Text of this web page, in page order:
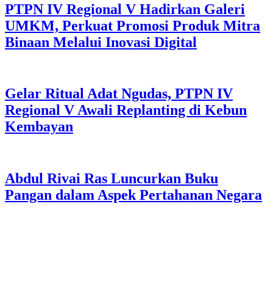
PTPN IV Regional V Hadirkan Galeri
UMKM, Perkuat Promosi Produk Mitra
Binaan Melalui Inovasi Digital
Gelar Ritual Adat Ngudas, PTPN IV
Regional V Awali Replanting di Kebun
Kembayan
Abdul Rivai Ras Luncurkan Buku
Pangan dalam Aspek Pertahanan Negara